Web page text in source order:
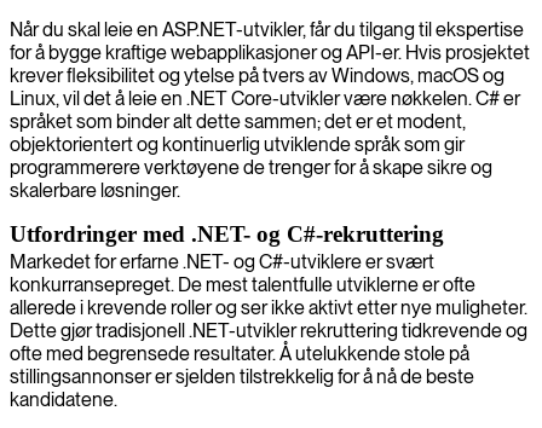
Når du skal leie en ASP.NET-utvikler, får du tilgang til ekspertise
for å bygge kraftige webapplikasjoner og API-er. Hvis prosjektet
krever fleksibilitet og ytelse på tvers av Windows, macOS og
Linux, vil det å leie en .NET Core-utvikler være nøkkelen. C# er
språket som binder alt dette sammen; det er et modent,
objektorientert og kontinuerlig utviklende språk som gir
programmerere verktøyene de trenger for å skape sikre og
skalerbare løsninger.
Utfordringer med .NET- og C#-rekruttering
Markedet for erfarne .NET- og C#-utviklere er svært
konkurransepreget. De mest talentfulle utviklerne er ofte
allerede i krevende roller og ser ikke aktivt etter nye muligheter.
Dette gjør tradisjonell .NET-utvikler rekruttering tidkrevende og
ofte med begrensede resultater. Å utelukkende stole på
stillingsannonser er sjelden tilstrekkelig for å nå de beste
kandidatene.